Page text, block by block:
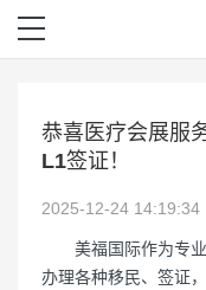
恭喜医疗会展服
L1签证！
2025-12-24 14:19:34
美福国际作为专业
办理各种移民、签证